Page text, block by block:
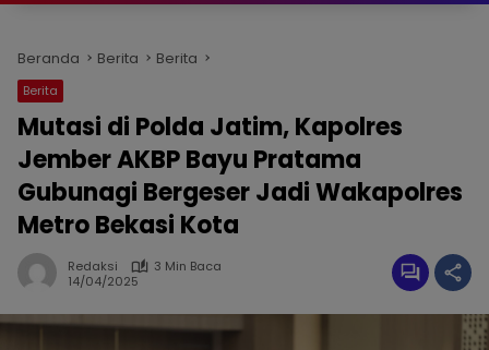
Beranda Berita Berita
Berita
Mutasi di Polda Jatim, Kapolres
Jember AKBP Bayu Pratama
Gubunagi Bergeser Jadi Wakapolres
Metro Bekasi Kota
Redaksi
3 Min Baca
14/04/2025